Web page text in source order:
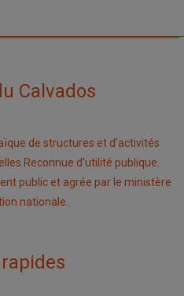
Calvados
de structures et d’activités
Reconnue d’utilité publique.
public et agrée par le ministère
nationale.